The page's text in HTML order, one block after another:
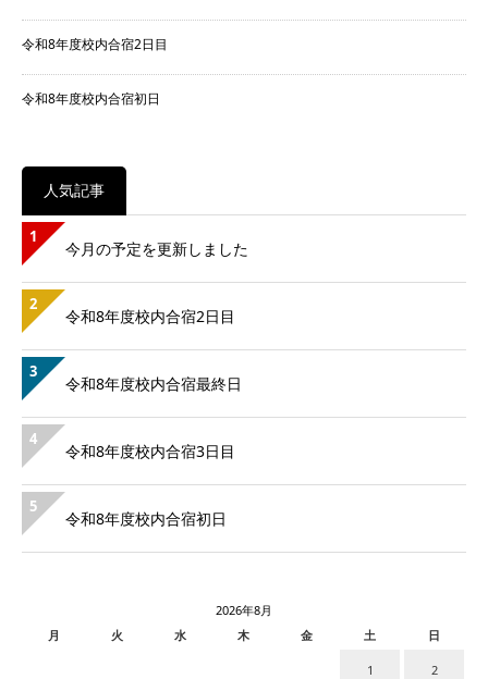
令和8年度校内合宿2日目
令和8年度校内合宿初日
人気記事
1
今月の予定を更新しました
2
令和8年度校内合宿2日目
3
令和8年度校内合宿最終日
4
令和8年度校内合宿3日目
5
令和8年度校内合宿初日
2026年8月
月
火 水 木 金 土 日
1 2